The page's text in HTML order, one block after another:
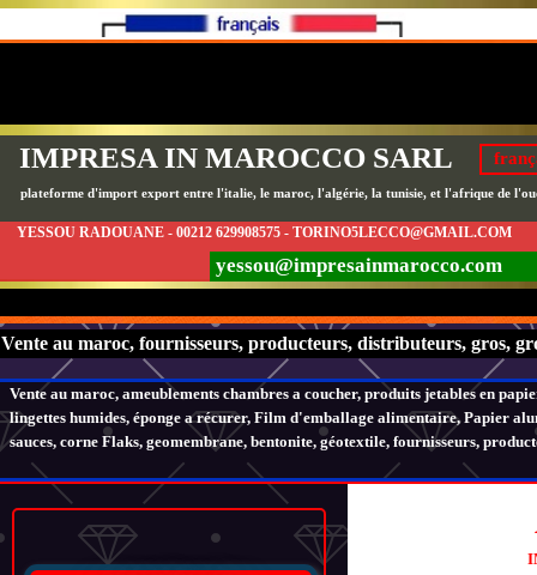
IMPRESA IN MAROCCO SARL
plateforme d'import export entre l'italie, le maroc, l'algérie, la tunisie, et l'afrique de
YESSOU RADOUANE - 00212 629908575 - TORINO5LECCO@GMAIL.COM
yessou@impresainmarocco.com
Vente au maroc, fournisseurs, producteurs, distributeurs, gros,
Vente au maroc, ameublements chambres a coucher, produits jetables en
lingettes humides, éponge a récurer, Film d'emballage alimentaire, Papier
sauces, corne Flaks, geomembrane, bentonite, géotextile, fournisseurs,